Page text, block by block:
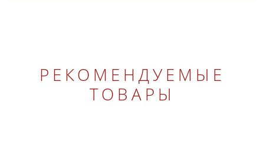
РЕКОМЕНДУЕМЫЕ
ТОВАРЫ